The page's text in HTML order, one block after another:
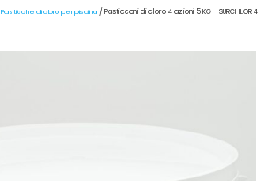
Pasticche di cloro per piscina / Pasticconi di cloro 4 azioni 5 KG – SURCHLOR 4